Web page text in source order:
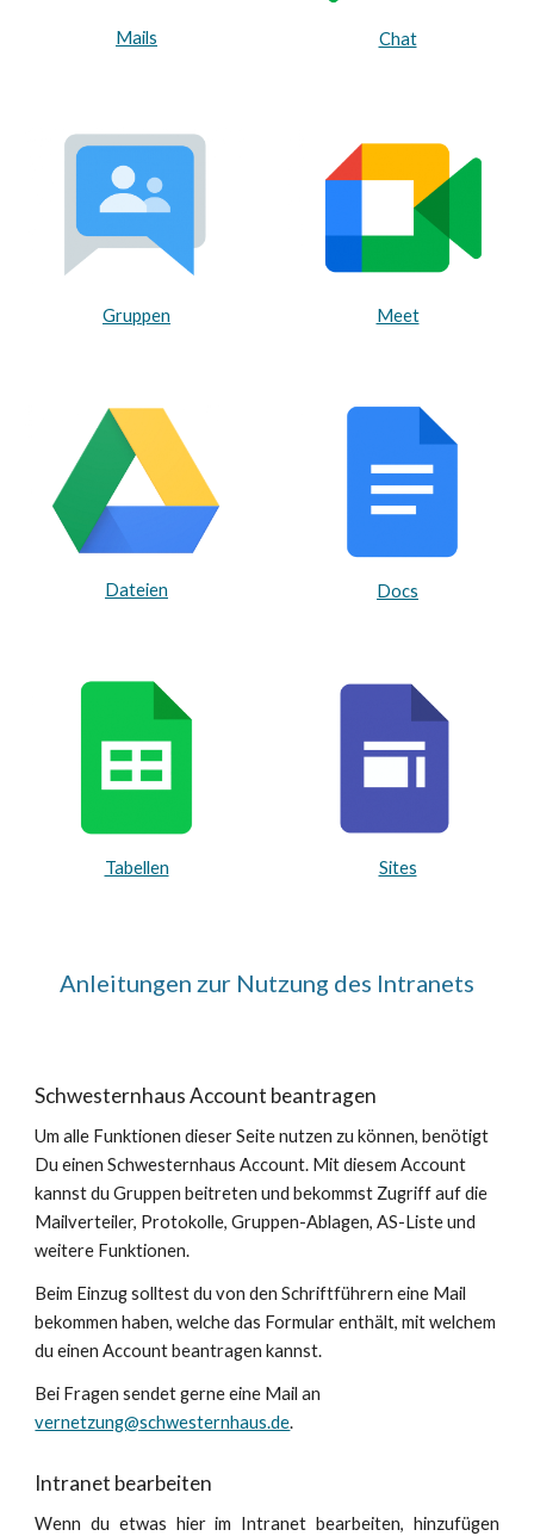
Mails Chat
Gruppen Meet
Dateien Docs
Tabellen Sites
Anleitungen zur Nutzung des Intranets
Schwesternhaus Account beantragen
Um alle Funktionen dieser Seite nutzen zu können, benötigt
Du einen Schwesternhaus Account. Mit diesem Account
kannst du Gruppen beitreten und bekommst Zugriff auf die
Mailverteiler, Protokolle, Gruppen-Ablagen, AS-Liste und
weitere Funktionen.
Beim Einzug solltest du von den Schriftführern eine Mail
bekommen haben, welche das Formular enthält, mit welchem
du einen Account beantragen kannst.
Bei Fragen sendet gerne eine Mail an
vernetzung@schwesternhaus.de.
Intranet bearbeiten
Wenn du etwas hier im Intranet bearbeiten, hinzufügen